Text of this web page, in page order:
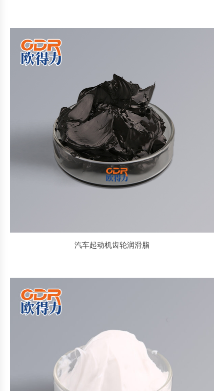
汽车起动机齿轮润滑脂